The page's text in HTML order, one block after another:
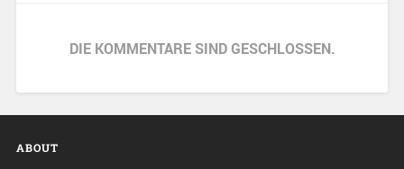
DIE KOMMENTARE SIND GESCHLOSSEN.
ABOUT